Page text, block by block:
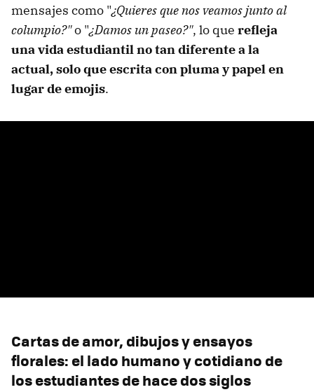
mensajes como "¿Quieres que nos veamos junto al
columpio?"o "¿Damos un paseo?", lo que refleja
una vida estudiantil no tan diferente a la
actual, solo que escrita con pluma y papel en
lugar de emojis.
Cartas de amor, dibujos y ensayos
florales: el lado humano y cotidiano de
los estudiantes de hace dos siglos